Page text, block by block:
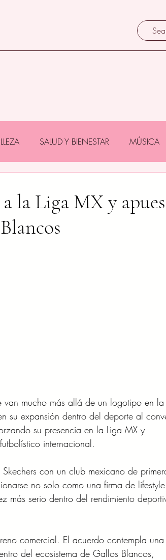
SALUD Y BIENESTAR MÚSICA
la Liga MX y
van mucho más allá de un logotipo en la
su expansión dentro del deporte al
su presencia en la Liga MX y
internacional.
con un club mexicano de
no solo como una firma de
más serio dentro del rendimiento
comercial. El acuerdo contempla una
del ecosistema de Gallos Blancos,